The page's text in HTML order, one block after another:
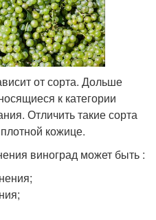
от сорта. Дольше
к категории
Отличить такие сорта
кожице.
виноград может быть :